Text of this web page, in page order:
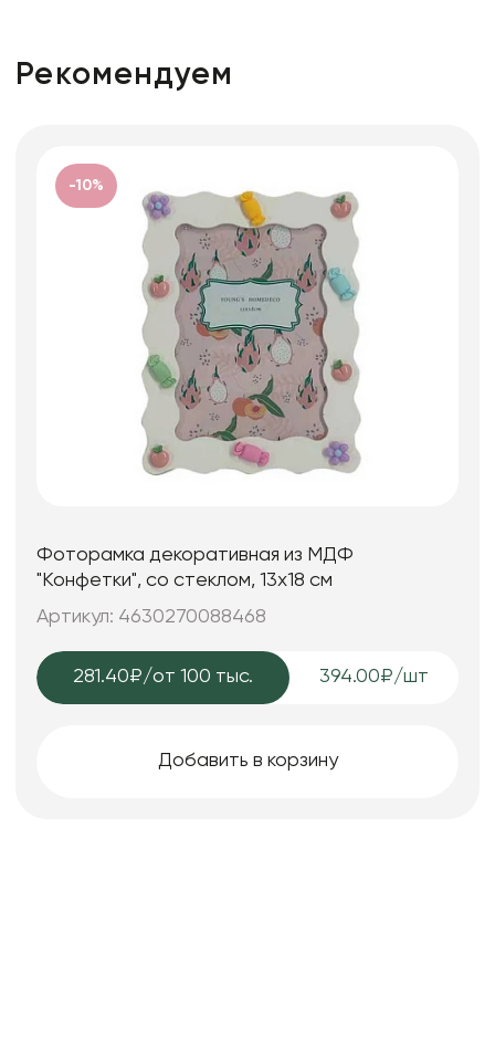
Рекомендуем
-10%
Фоторамка декоративная из МДФ
"Конфетки", со стеклом, 13x18 см
Артикул: 4630270088468
281.40₽/от 100 тыс. 394.00₽/шт
Добавить в корзину